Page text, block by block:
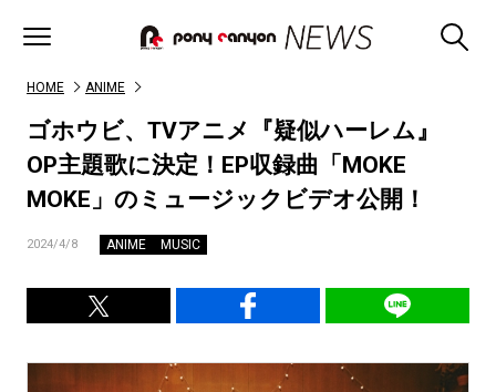
HOME ANIME
ゴホウビ、TVアニメ『疑似ハーレム』
OP主題歌に決定！EP収録曲「MOKE
MOKE」のミュージックビデオ公開！
2024/4/8 ANIME MUSIC